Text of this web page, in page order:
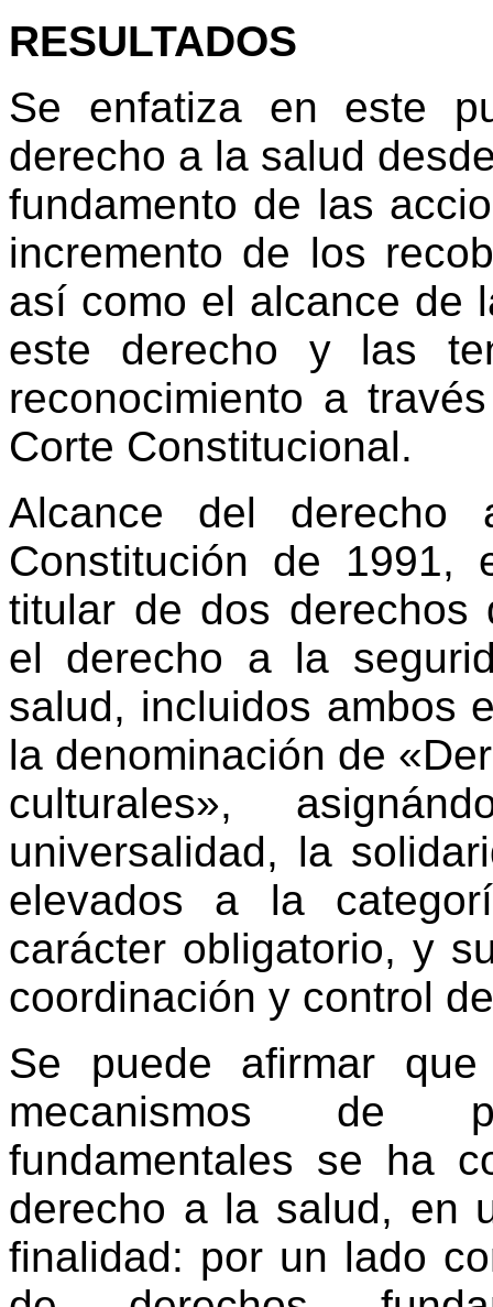
RESULTADOS
Se enfatiza en este
derecho a la salud
fundamento de las
incremento de los
así como el alcance de
este derecho y las
reconocimiento a
Corte Constitucional.
Alcance del
Constitución de 1991,
titular de dos derechos
el derecho a la
salud, incluidos ambos
la denominación de
culturales»,
universalidad, la
elevados a la
carácter obligatorio, y
coordinación y control
Se puede afirmar
mecanismos de
fundamentales se ha
derecho a la salud, en
finalidad: por un lado